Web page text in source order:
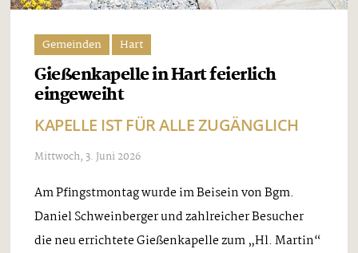
Gemeinden Hart
Gießenkapelle in Hart feierlich
eingeweiht
KAPELLE IST FÜR ALLE ZUGÄNGLICH
Mittwoch, 3. Juni 2026
Am Pfingstmontag wurde im Beisein von Bgm.
Daniel Schweinberger und zahlreicher Besucher
die neu errichtete Gießenkapelle zum „Hl. Martin“